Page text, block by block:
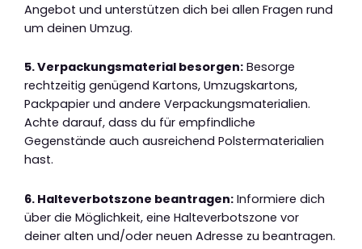
Angebot und unterstützen dich bei allen Fragen rund
um deinen Umzug.
5. Verpackungsmaterial besorgen: Besorge
rechtzeitig genügend Kartons, Umzugskartons,
Packpapier und andere Verpackungsmaterialien.
Achte darauf, dass du für empfindliche
Gegenstände auch ausreichend Polstermaterialien
hast.
6. Halteverbotszone beantragen: Informiere dich
über die Möglichkeit, eine Halteverbotszone vor
deiner alten und/oder neuen Adresse zu beantragen.